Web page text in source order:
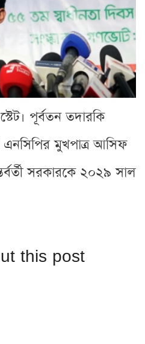
পূর্বতন তদারকি
এনসিপির মুখপাত্র আসিফ
সরকারকে ২০২৯ সাল
this post